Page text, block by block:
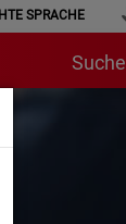
SPRACHE
Suche